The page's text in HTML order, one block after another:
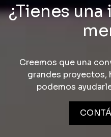
¿Tienes
Creemos que una
grandes proyectos,
podemos